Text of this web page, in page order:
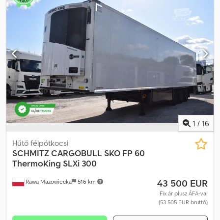
1 / 16
Rawa Mazowiecka 516 km
Hűtő félpótkocsi
SCHMITZ CARGOBULL SKO FP 60
ThermoKing SLXi 300
43 500 EUR
Fix ár plusz ÁFA-val
(53 505 EUR bruttó)